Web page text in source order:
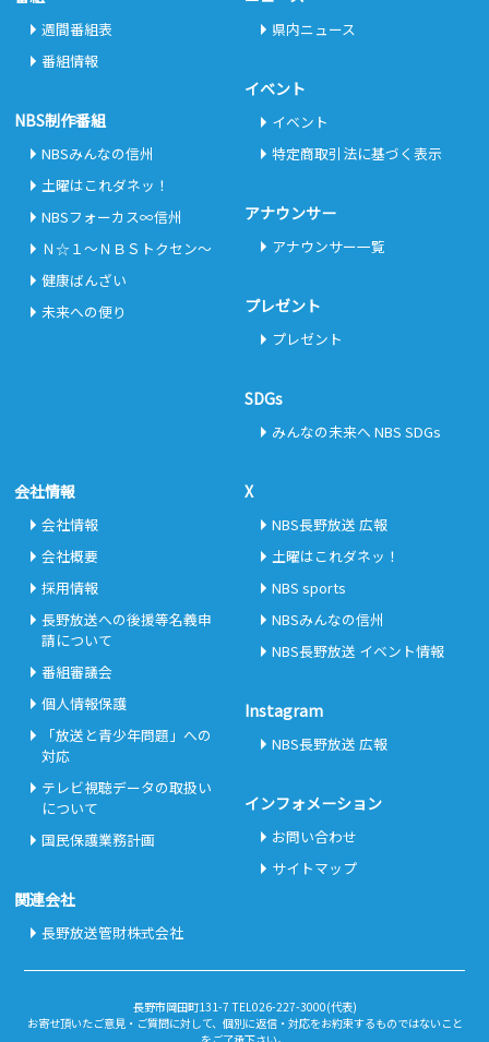
週間番組表
番組情報
NBS制作番組
NBSみんなの信州
土曜はこれダネッ！
NBSフォーカス∞信州
Ｎ☆１～ＮＢＳトクセン～
健康ばんざい
未来への便り
県内ニュース
イベント
イベント
特定商取引法に基づく表示
アナウンサー
アナウンサー一覧
プレゼント
プレゼント
SDGs
みんなの未来へ NBS SDGs
会社情報
会社情報
会社概要
採用情報
長野放送への後援等名義申
請について
番組審議会
個人情報保護
「放送と青少年問題」への
対応
テレビ視聴データの取扱い
について
国民保護業務計画
関連会社
長野放送管財株式会社
X
NBS長野放送 広報
土曜はこれダネッ！
NBS sports
NBSみんなの信州
NBS長野放送 イベント情報
Instagram
NBS長野放送 広報
インフォメーション
お問い合わせ
サイトマップ
長野市岡田町131-7 TEL026-227-3000(代表)
お寄せ頂いたご意見・ご質問に対して、個別に返信・対応をお約束するものではないこと